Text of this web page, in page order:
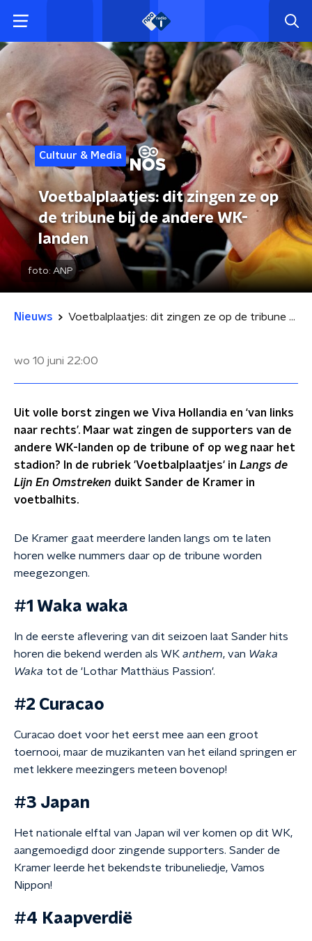
Cultuur & Media
Voetbalplaatjes: dit zingen ze op
de tribune bij de andere WK-
landen
foto: ANP
Nieuws Voetbalplaatjes: dit zingen ze op de tribune bij de andere WK-landen
wo 10 juni 22:00
Uit volle borst zingen we Viva Hollandia en ‘van links
naar rechts’. Maar wat zingen de supporters van de
andere WK-landen op de tribune of op weg naar het
stadion? In de rubriek 'Voetbalplaatjes' in Langs de
Lijn En Omstreken duikt Sander de Kramer in
voetbalhits.
De Kramer gaat meerdere landen langs om te laten
horen welke nummers daar op de tribune worden
meegezongen.
#1 Waka waka
In de eerste aflevering van dit seizoen laat Sander hits
horen die bekend werden als WK anthem, van Waka
Waka tot de 'Lothar Matthäus Passion'.
#2 Curacao
Curacao doet voor het eerst mee aan een groot
toernooi, maar de muzikanten van het eiland springen er
met lekkere meezingers meteen bovenop!
#3 Japan
Het nationale elftal van Japan wil ver komen op dit WK,
aangemoedigd door zingende supporters. Sander de
Kramer leerde het bekendste tribuneliedje, Vamos
Nippon!
#4 Kaapverdië